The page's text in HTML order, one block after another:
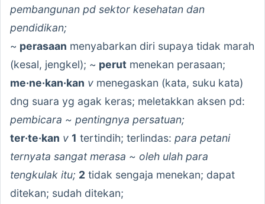
pembangunan pd sektor kesehatan dan
pendidikan;
~ perasaan menyabarkan diri supaya tidak marah
(kesal, jengkel); ~ perut menekan perasaan;
me·ne·kan·kan v menegaskan (kata, suku kata)
dng suara yg agak keras; meletakkan aksen pd:
pembicara ~ pentingnya persatuan;
ter·te·kan v 1 tertindih; terlindas: para petani
ternyata sangat merasa ~ oleh ulah para
tengkulak itu; 2 tidak sengaja menekan; dapat
ditekan; sudah ditekan;